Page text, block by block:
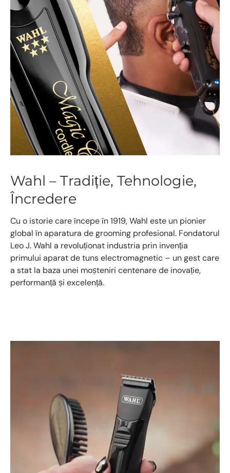
Wahl – Tradiție, Tehnologie,
Încredere
Cu o istorie care începe în 1919, Wahl este un pionier
global în aparatura de grooming profesional. Fondatorul
Leo J. Wahl a revoluționat industria prin invenția
primului aparat de tuns electromagnetic – un gest care
a stat la baza unei moșteniri centenare de inovație,
performanță și excelență.